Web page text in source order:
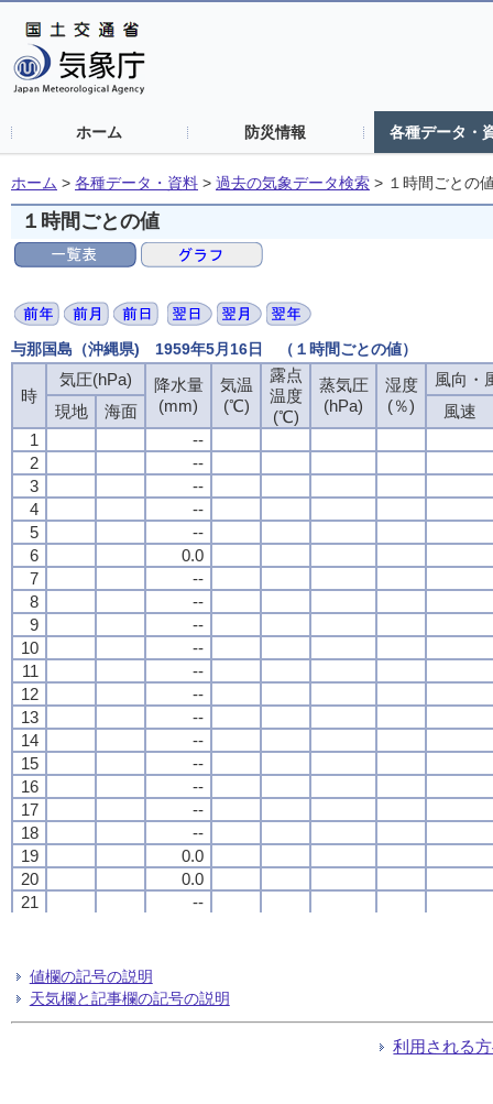
ホーム 防災情報 各種データ・
ホーム > 各種データ・資料 > 過去の気象データ検索 > １時間ごとの
１時間ごとの値
与那国島（沖縄県) 1959年5月16日 （１時間ごとの値）
時
気圧(hPa)
降水量
(mm)
気温
(℃)
露点
温度
(℃)
蒸気圧
(hPa)
湿度
(％)
風向・
現地
海面
風速
1
--
2
--
3
--
4
--
5
--
6
0.0
7
--
8
--
9
--
10
--
11
--
12
--
13
--
14
--
15
--
16
--
17
--
18
--
19
0.0
20
0.0
21
--
24
時
気圧(hPa)
降水量
(mm)
気温
(℃)
露点
温度
(℃)
蒸気圧
(hPa)
湿度
(％)
風向・
現地
海面
風速
1
--
2
--
3
--
4
--
5
--
6
0.0
7
--
8
--
9
--
10
--
11
--
12
--
13
--
14
--
15
--
16
--
17
--
18
--
19
0.0
20
0.0
21
--
24
時
気圧(hPa)
降水量
(mm)
気温
(℃)
露点
温度
(℃)
蒸気圧
(hPa)
湿度
(％)
風向・
現地
海面
風速
1
--
2
--
3
--
4
--
5
--
6
0.0
7
--
8
--
9
--
10
--
11
--
12
--
13
--
14
--
15
--
16
--
17
--
18
--
19
0.0
20
0.0
21
--
24
時
気圧(hPa)
降水量
(mm)
気温
(℃)
露点
温度
(℃)
蒸気圧
(hPa)
湿度
(％)
風向・
現地
海面
風速
1
--
2
--
3
--
4
--
5
--
6
0.0
7
--
8
--
9
--
10
--
11
--
12
--
13
--
14
--
15
--
16
--
17
--
18
--
19
0.0
20
0.0
21
--
24
値欄の記号の説明
天気欄と記事欄の記号の説明
利用される